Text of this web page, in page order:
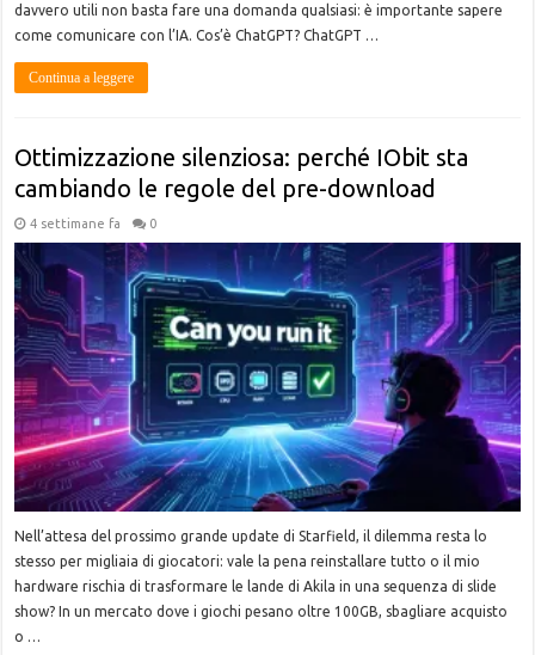
davvero utili non basta fare una domanda qualsiasi: è importante sapere
come comunicare con l’IA. Cos’è ChatGPT? ChatGPT …
Continua a leggere
Ottimizzazione silenziosa: perché IObit sta
cambiando le regole del pre-download
4 settimane fa 0
Nell’attesa del prossimo grande update di Starfield, il dilemma resta lo
stesso per migliaia di giocatori: vale la pena reinstallare tutto o il mio
hardware rischia di trasformare le lande di Akila in una sequenza di slide
show? In un mercato dove i giochi pesano oltre 100GB, sbagliare acquisto
o …